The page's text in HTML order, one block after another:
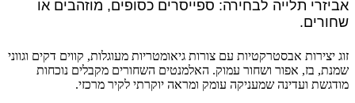
אביזרי תלייה לבחירה: ספייסרים כסופים, מוזהבים או
שחורים.
זוג יצירות אבסטרקטיות עם צורות גיאומטריות מעוגלות, קווים דקים וגווני
שמנת, בז, אפור ושחור עמוק. האלמנטים השחורים מקבלים נוכחות
מודגשת ועדינה שמעניקה עומק ומראה יוקרתי לקיר מרכזי.